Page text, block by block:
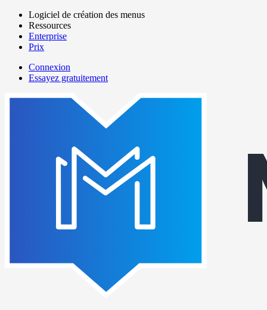
Aller
contenu
principal
Main
navigation
Logiciel de création des menus
Ressources
Enterprise
Prix
menutech
navigation
Connexion
Essayez gratuitement